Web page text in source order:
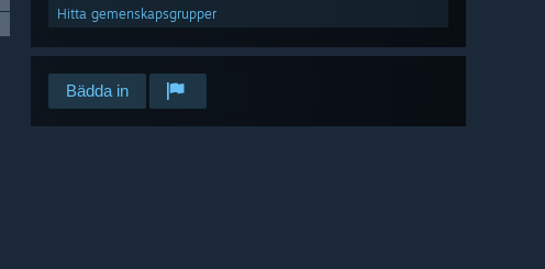
Hitta gemenskapsgrupper
Bädda in